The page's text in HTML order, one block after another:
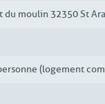
du moulin 32350 St
(logement